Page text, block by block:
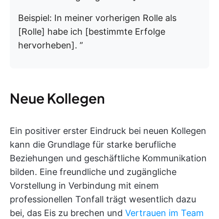
Beispiel: In meiner vorherigen Rolle als
[Rolle] habe ich [bestimmte Erfolge
hervorheben]. ”
Neue Kollegen
Ein positiver erster Eindruck bei neuen Kollegen
kann die Grundlage für starke berufliche
Beziehungen und geschäftliche Kommunikation
bilden. Eine freundliche und zugängliche
Vorstellung in Verbindung mit einem
professionellen Tonfall trägt wesentlich dazu
bei, das Eis zu brechen und Vertrauen im Team